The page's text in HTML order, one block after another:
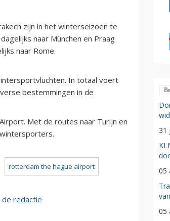
zijn in het winterseizoen te
naar München en Praag
naar Rome.
In totaal voert
bestemmingen in de
Met de routes naar Turijn en
rotterdam the hague airport
de redactie
31
05
05